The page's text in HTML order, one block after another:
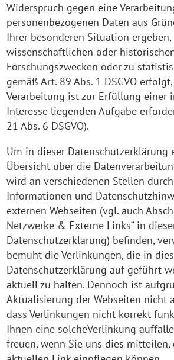
Widerspruch gegen eine
personenbezogenen Daten aus
Ihrer besonderen Situation
wissenschaftlichen oder
Forschungszwecken oder zu
gemäß Art. 89 Abs. 1 DSGVO
Verarbeitung ist zur Erfüllung einer
Interesse liegenden Aufgabe
21 Abs. 6 DSGVO).
Um in dieser Datenschutzerklärung
Übersicht über die
wird an verschiedenen Stellen
Informationen und
externen Webseiten (vgl. auch
Netzwerke & Externe Links“ in
Datenschutzerklärung) befinden,
bemüht die Verlinkungen, die in
Datenschutzerklärung auf geführt
aktuell zu halten. Dennoch ist
Aktualisierung der Webseiten nicht
dass Verlinkungen nicht korrekt
Ihnen eine solcheVerlinkung
freuen, wenn Sie uns dies